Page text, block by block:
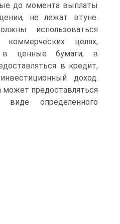
до момента выплаты
не лежат втуне.
использоваться
целях,
в ценные бумаги, в
в кредит,
доход.
может предоставляться
виде определенного